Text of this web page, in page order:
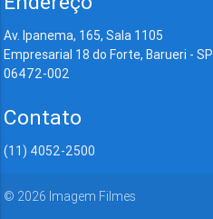
Av. Ipanema, 165, Sala 1105
Empresarial 18 do Forte, Barueri - SP
06472-002
Contato
(11) 4052-2500
© 2026 Imagem Filmes